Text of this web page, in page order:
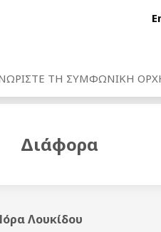
ΤΗ ΣΥΜΦΩΝΙΚΗ
Διάφορα
Λουκίδου